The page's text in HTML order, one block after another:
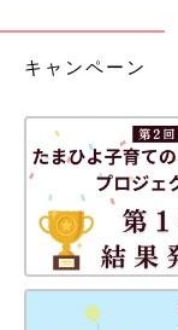
キャンペーン